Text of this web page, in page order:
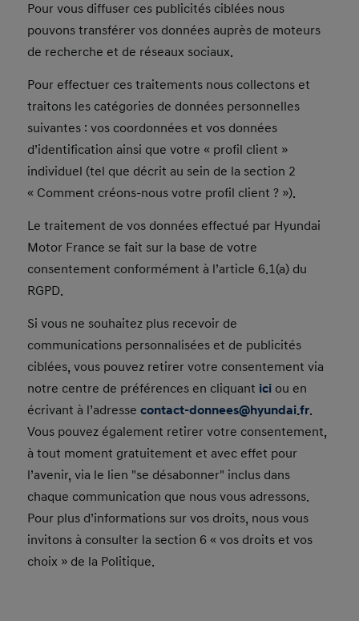
Pour vous diffuser ces publicités ciblées nous
pouvons transférer vos données auprès de moteurs
de recherche et de réseaux sociaux.
Pour effectuer ces traitements nous collectons et
traitons les catégories de données personnelles
suivantes : vos coordonnées et vos données
d’identification ainsi que votre « profil client »
individuel (tel que décrit au sein de la section 2
« Comment créons-nous votre profil client ? »).
Le traitement de vos données effectué par Hyundai
Motor France se fait sur la base de votre
consentement conformément à l’article 6.1(a) du
RGPD.
Si vous ne souhaitez plus recevoir de
communications personnalisées et de publicités
ciblées, vous pouvez retirer votre consentement via
notre centre de préférences en cliquant ici ou en
écrivant à l’adressecontact-donnees@hyundai.fr.
Vous pouvez également retirer votre consentement,
à tout moment gratuitement et avec effet pour
l’avenir, via le lien "se désabonner" inclus dans
chaque communication que nous vous adressons.
Pour plus d’informations sur vos droits, nous vous
invitons à consulter la section 6 « vos droits et vos
choix » de la Politique.